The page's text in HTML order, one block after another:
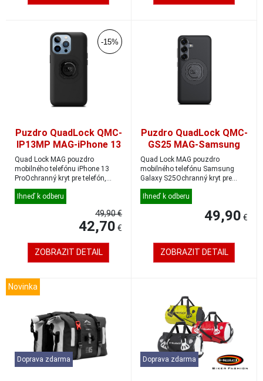
-15%
Puzdro QuadLock QMC-
IP13MP MAG-iPhone 13
Pro
Quad Lock MAG pouzdro
mobilného telefónu iPhone 13
ProOchranný kryt pre telefón,
ktorý kombinuje mec...
Ihneď k odberu
49,90 €
42,70 €
ZOBRAZIT DETAIL
Puzdro QuadLock QMC-
GS25 MAG-Samsung
Galaxy S25
Quad Lock MAG pouzdro
mobilného telefónu Samsung
Galaxy S25Ochranný kryt pre
telefón, ktorý kombinuj...
Ihneď k odberu
49,90 €
ZOBRAZIT DETAIL
Novinka
Doprava zdarma Doprava zdarma